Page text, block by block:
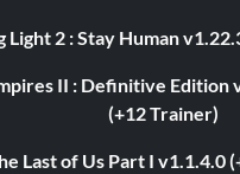
Light 2 : Stay Human
II : Definitive Edition
(+12 Trainer)
Last of Us Part I v1.1.4.0